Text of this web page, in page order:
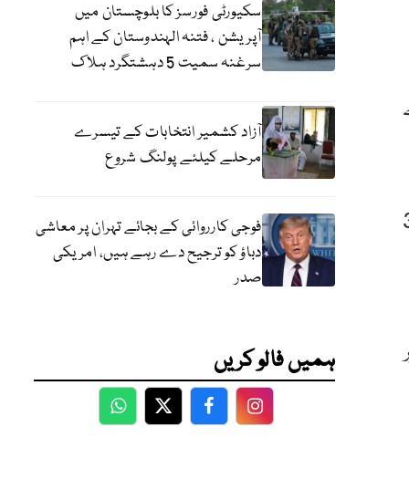
ہزار 390
سکیورٹی فورسز کا بلوچستان میں
آپریشن ، فتنہ الہندوستان کے اہم
سرغنہ سمیت 5 دہشتگرد ہلاک
آزاد کشمیر انتخابات کے تیسرے
مرحلے کیلئے پولنگ شروع
فوجی کارروائی کے بجائے تہران پر معاشی
دباؤ کو ترجیح دے رہے ہیں، امریکی
صدر
ہمیں فالو کریں
WhatsApp
TwitterFacebookFacebook